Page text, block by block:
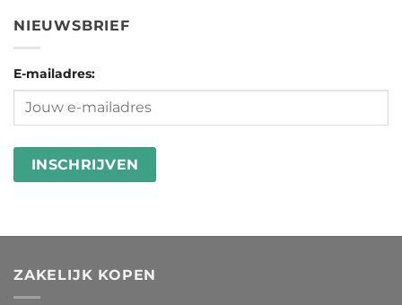
NIEUWSBRIEF
E-mailadres:
ZAKELIJK KOPEN